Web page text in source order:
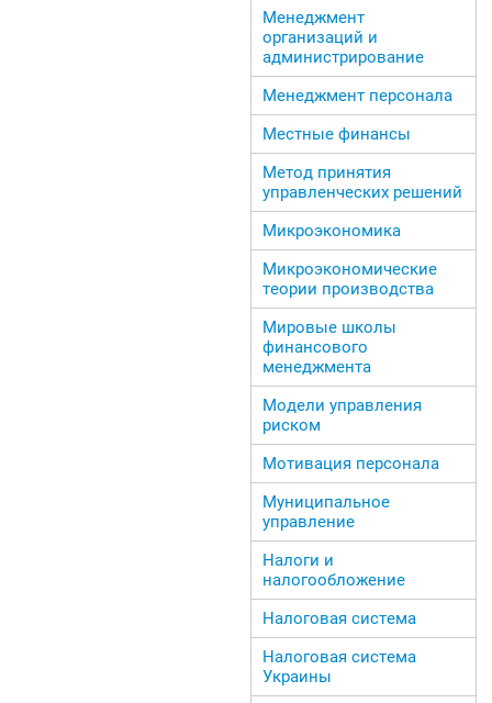
Менеджмент
организаций и
администрирование
Менеджмент персонала
Местные финансы
Метод принятия
управленческих решений
Микроэкономика
Микроэкономические
теории производства
Мировые школы
финансового
менеджмента
Модели управления
риском
Мотивация персонала
Муниципальное
управление
Налоги и
налогообложение
Налоговая система
Налоговая система
Украины